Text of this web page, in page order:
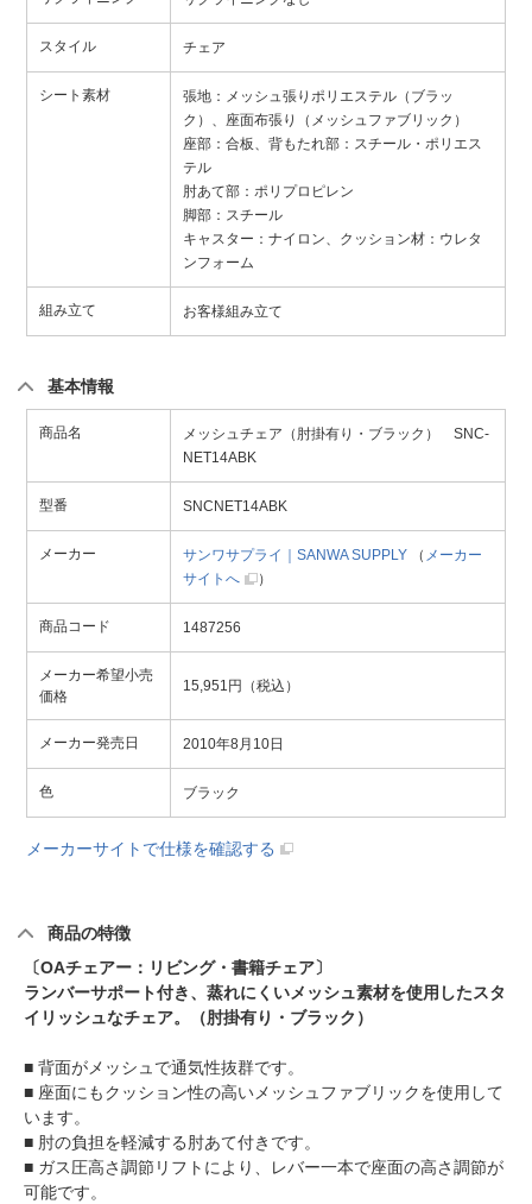
スタイル チェア
シート素材
張地：メッシュ張りポリエステル（ブラッ
ク）、座面布張り（メッシュファブリック）
座部：合板、背もたれ部：スチール・ポリエス
テル
肘あて部：ポリプロピレン
脚部：スチール
キャスター：ナイロン、クッション材：ウレタ
ンフォーム
組み立て お客様組み立て
基本情報
商品名
メッシュチェア（肘掛有り・ブラック） SNC-
NET14ABK
型番 SNCNET14ABK
メーカー サンワサプライ｜SANWA SUPPLY （ メーカー
サイトへ
）
商品コード 1487256
メーカー希望小売
価格
15,951円（税込）
メーカー発売日 2010年8月10日
色 ブラック
メーカーサイトで仕様を確認する
商品の特徴
〔OAチェアー：リビング・書籍チェア〕
ランバーサポート付き、蒸れにくいメッシュ素材を使用したスタ
イリッシュなチェア。（肘掛有り・ブラック）
■ 背面がメッシュで通気性抜群です。
■ 座面にもクッション性の高いメッシュファブリックを使用して
います。
■ 肘の負担を軽減する肘あて付きです。
■ ガス圧高さ調節リフトにより、レバー一本で座面の高さ調節が
可能です。